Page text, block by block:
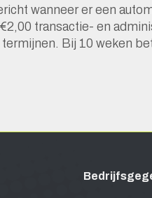
wanneer er een
transactie- en
Bij 10 weken